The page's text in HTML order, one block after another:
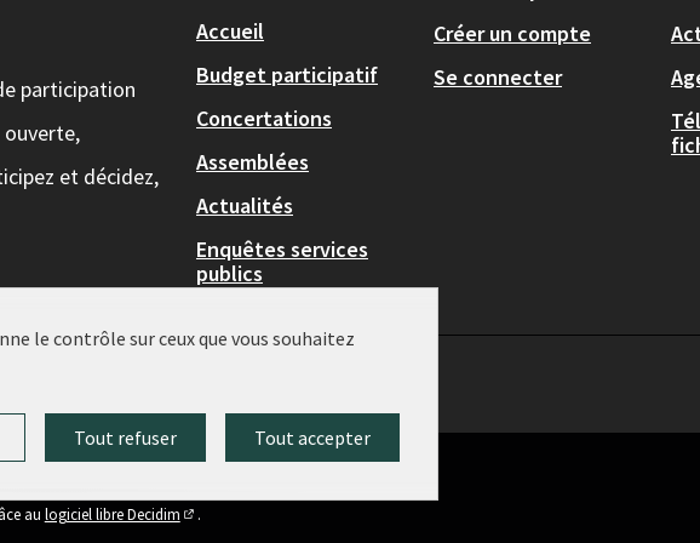
participation
ouverte,
et décidez,
Accueil
Budget participatif
Concertations
Assemblées
Actualités
Enquêtes services
publics
Créer un compte
Se connecter
externe)
au logiciel libre Decidim .
le contrôle sur ceux que vous souhaitez
Tout accepter
Tout refuser